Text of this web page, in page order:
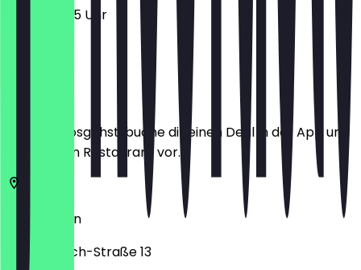
11:30 - 00:45 Uhr
Bevor du losgehst, buche dir einen Deal in der App und
zeige ihn im Restaurant vor.
Berlin
Simon-Dach-Straße 13